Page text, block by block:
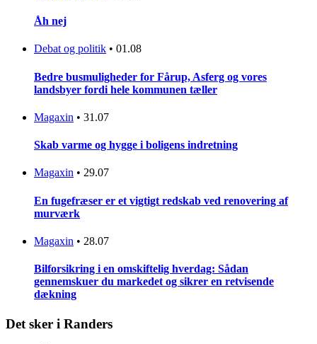
Åh nej
Debat og politik • 01.08
Bedre busmuligheder for Fårup, Asferg og vores
landsbyer fordi hele kommunen tæller
Magaxin • 31.07
Skab varme og hygge i boligens indretning
Magaxin • 29.07
En fugefræser er et vigtigt redskab ved renovering af
murværk
Magaxin • 28.07
Bilforsikring i en omskiftelig hverdag: Sådan
gennemskuer du markedet og sikrer en retvisende
dækning
Det sker i Randers